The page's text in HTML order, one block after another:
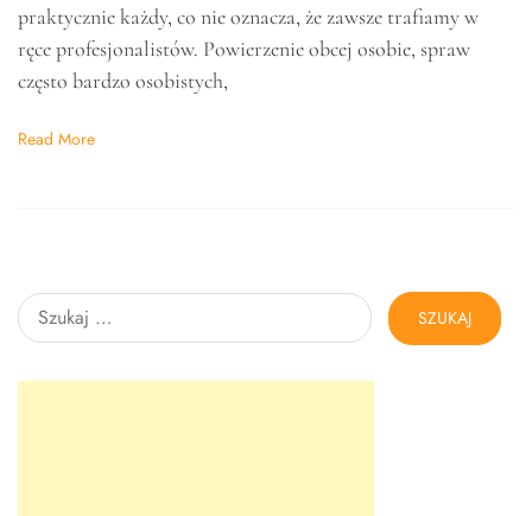
praktycznie każdy, co nie oznacza, że zawsze trafiamy w
ręce profesjonalistów. Powierzenie obcej osobie, spraw
często bardzo osobistych,
Read More
Szukaj: